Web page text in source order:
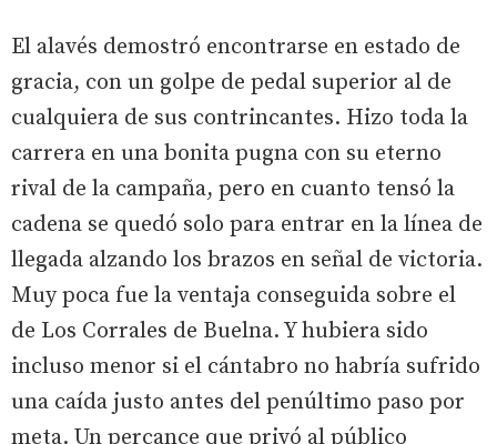
El alavés demostró encontrarse en estado de
gracia, con un golpe de pedal superior al de
cualquiera de sus contrincantes. Hizo toda la
carrera en una bonita pugna con su eterno
rival de la campaña, pero en cuanto tensó la
cadena se quedó solo para entrar en la línea de
llegada alzando los brazos en señal de victoria.
Muy poca fue la ventaja conseguida sobre el
de Los Corrales de Buelna. Y hubiera sido
incluso menor si el cántabro no habría sufrido
una caída justo antes del penúltimo paso por
meta. Un percance que privó al público